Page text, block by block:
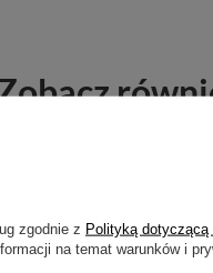
zgodnie z Polityką dotyczącą
na temat warunków i